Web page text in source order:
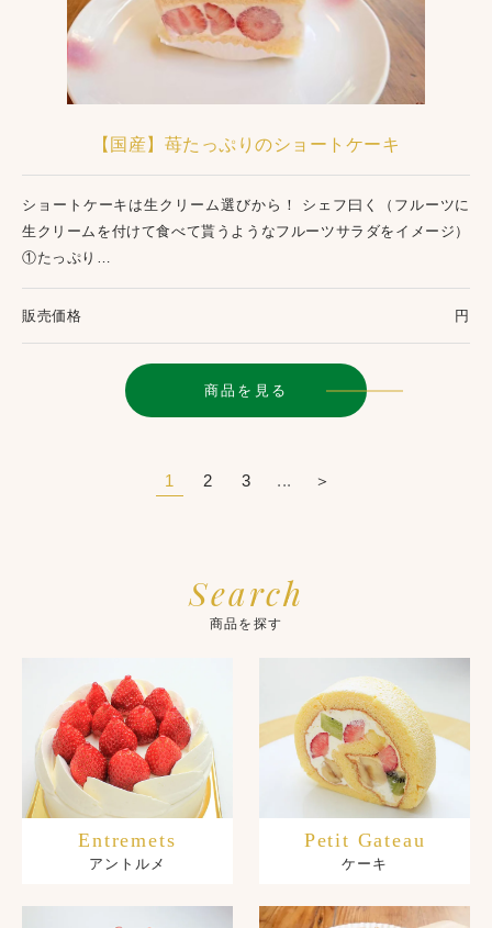
【国産】苺たっぷりのショートケーキ
ショートケーキは生クリーム選びから！ シェフ曰く（フルーツに
生クリームを付けて食べて貰うようなフルーツサラダをイメージ）
①たっぷり…
販売価格 円
商品を見る
1 2 3 ... ＞
Search
商品を探す
Entremets
アントルメ
Petit Gateau
ケーキ